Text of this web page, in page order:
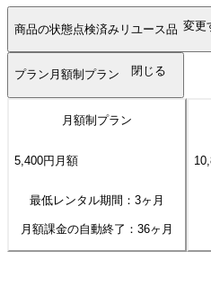
商品の状態点検済みリユース品 変更
プラン 月額制プラン 閉じる
月額制プラン
5,400円 月額
最低レンタル期間：3ヶ月
月額課金の自動終了： 36ヶ月